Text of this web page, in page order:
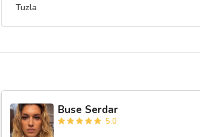
Tuzla
Buse Serdar
5.0